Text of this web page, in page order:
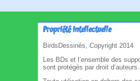
Propriété intellectuelle
BirdsDessinés, Copyright 2014
Les BDs et l’ensemble des
sont protégés par droit d’auteurs.